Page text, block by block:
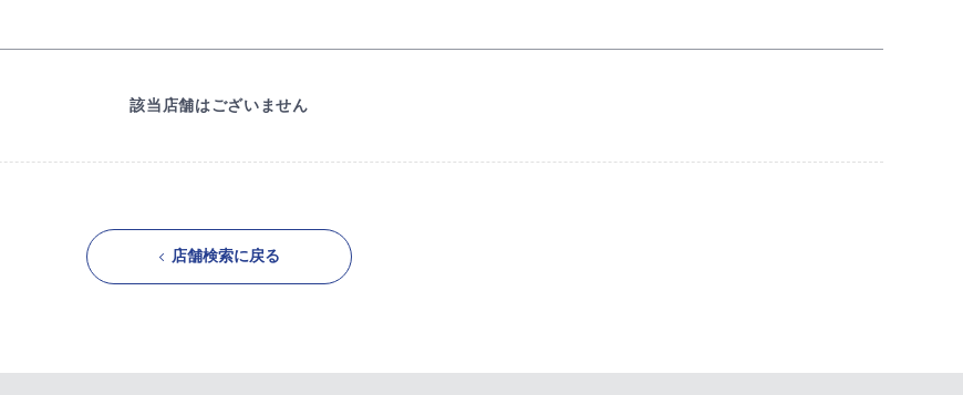
該当店舗はございません
店舗検索に戻る